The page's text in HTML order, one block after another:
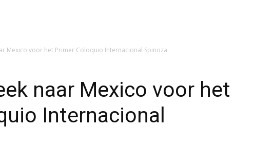
Mexico voor het Primer Coloquio Internacional Spinoza
naar Mexico voor het
Internacional